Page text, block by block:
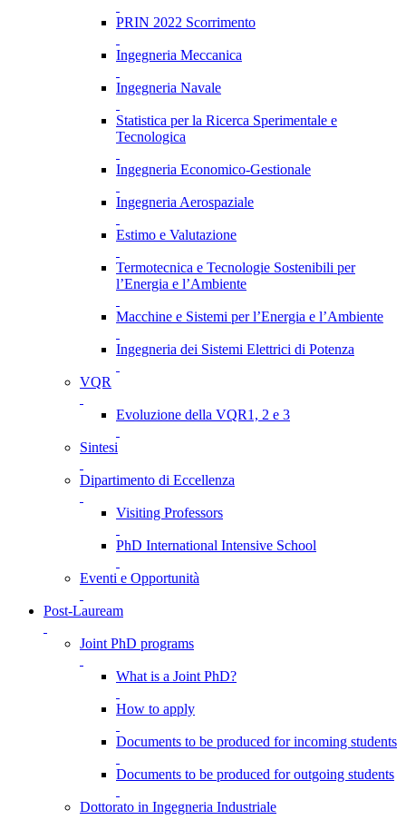
PRIN 2022 Scorrimento
Ingegneria Meccanica
Ingegneria Navale
Statistica per la Ricerca Sperimentale e
Tecnologica
Ingegneria Economico-Gestionale
Ingegneria Aerospaziale
Estimo e Valutazione
Termotecnica e Tecnologie Sostenibili per
l’Energia e l’Ambiente
Macchine e Sistemi per l’Energia e l’Ambiente
Ingegneria dei Sistemi Elettrici di Potenza
VQR
Evoluzione della VQR1, 2 e 3
Sintesi
Dipartimento di Eccellenza
Visiting Professors
PhD International Intensive School
Eventi e Opportunità
Post-Lauream
Joint PhD programs
What is a Joint PhD?
How to apply
Documents to be produced for incoming students
Documents to be produced for outgoing students
Dottorato in Ingegneria Industriale